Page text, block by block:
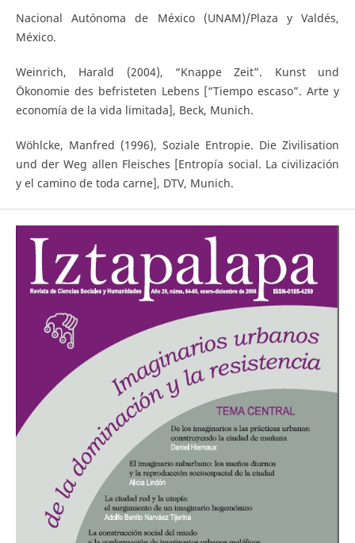
Nacional Autónoma de México (UNAM)/Plaza y Valdés,
México.
Weinrich, Harald (2004), “Knappe Zeit”. Kunst und
Ökonomie des befristeten Lebens [“Tiempo escaso”. Arte y
economía de la vida limitada], Beck, Munich.
Wöhlcke, Manfred (1996), Soziale Entropie. Die Zivilisation
und der Weg allen Fleisches [Entropía social. La civilización
y el camino de toda carne], DTV, Munich.